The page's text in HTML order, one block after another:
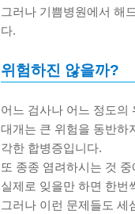
그러나 기쁨병원에서 해
다.
위험하진 않을까?
어느 검사나 어느 정도의
대개는 큰 위험을 동반하
각한 합병증입니다.
또 종종 염려하시는 것
실제로 잊을만 하면 한번
그러나 이런 문제들도 세